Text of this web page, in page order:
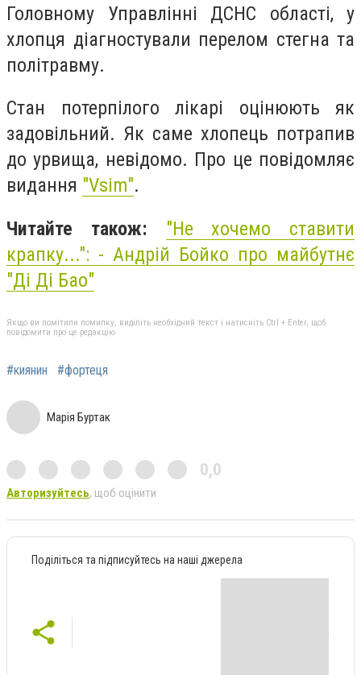
Головному Управлінні ДСНС області, у
хлопця діагностували перелом стегна та
політравму.
Стан потерпілого лікарі оцінюють як
задовільний. Як саме хлопець потрапив
до урвища, невідомо. Про це повідомляє
видання "Vsim".
Читайте також: "Не хочемо ставити
крапку...": - Андрій Бойко про майбутнє
"Ді Ді Бао"
Якщо ви помітили помилку, виділіть необхідний текст і натисніть Ctrl + Enter, щоб
повідомити про це редакцію
#киянин #фортеця
Марія Буртак
0,0
Авторизуйтесь, щоб оцінити
Поділіться та підписуйтесь на наші джерела